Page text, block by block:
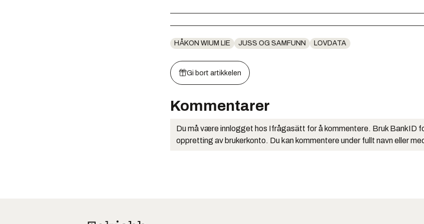
HÅKON WIUM LIE JUSS OG SAMFUNN LOVDATA
Gi bort artikkelen
Kommentarer
Du må være innlogget hos Ifrågasätt for å kommentere. Bruk BankID
oppretting av brukerkonto. Du kan kommentere under fullt navn eller